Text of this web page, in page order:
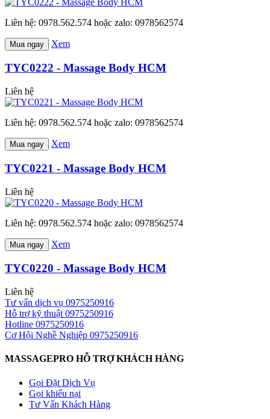
Liên hệ: 0978.562.574 hoặc zalo: 0978562574
Mua ngay Xem
TYC0222 - Massage Body HCM
Liên hệ
Liên hệ: 0978.562.574 hoặc zalo: 0978562574
Mua ngay Xem
TYC0221 - Massage Body HCM
Liên hệ
Liên hệ: 0978.562.574 hoặc zalo: 0978562574
Mua ngay Xem
TYC0220 - Massage Body HCM
Liên hệ
Tư vấn dịch vụ 0975250916
Hỗ trợ kỹ thuật 0975250916
Hotline 0975250916
Cơ Hội Nghề Nghiệp 0975250916
MASSAGEPRO HỖ TRỢ KHÁCH HÀNG
Gọi Đặt Dịch Vụ
Gọi khiếu nại
Tư Vấn Khách Hàng